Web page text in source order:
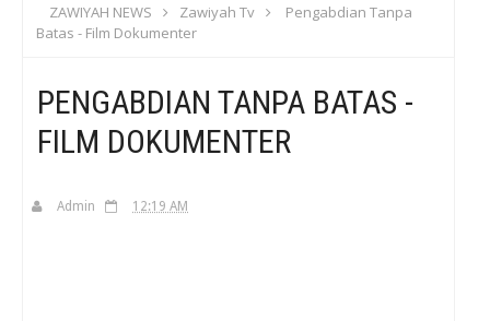
ZAWIYAH NEWS Zawiyah Tv
Pengabdian Tanpa
Batas - Film Dokumenter
PENGABDIAN TANPA BATAS -
FILM DOKUMENTER
Admin 12:19 AM